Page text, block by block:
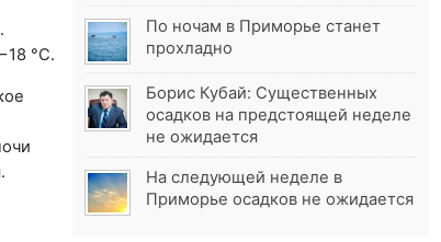
°C.
По ночам в Приморье станет
прохладно
Борис Кубай: Существенных
осадков на предстоящей неделе
не ожидается
На следующей неделе в
Приморье осадков не ожидается